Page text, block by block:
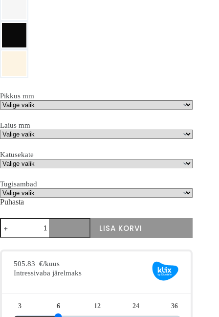
Pikkus mm
Laius mm
Katusekate
Tugisambad
Puhasta
Stoginė
Giallo
kogus
LISA KORVI